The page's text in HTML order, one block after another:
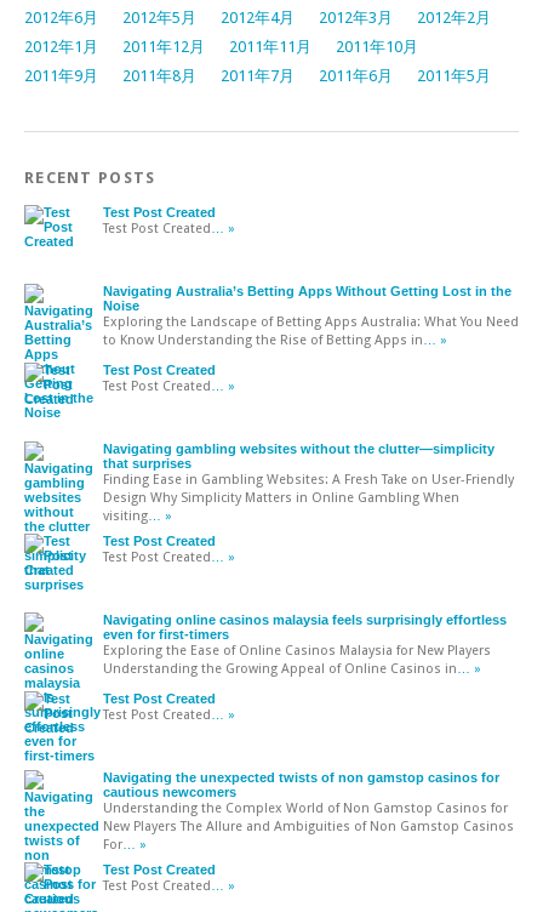
2012年6月
2012年5月 2012年4月 2012年3月
2012年2月
2012年1月
2011年12月 2011年11月
2011年10月
2011年9月
2011年8月 2011年7月 2011年6月 2011年5月
RECENT POSTS
Test Post Created
Test Post Created … »
Navigating Australia’s Betting Apps Without Getting Lost in the
Noise
Exploring the Landscape of Betting Apps Australia: What You Need
to Know Understanding the Rise of Betting Apps in … »
Test Post Created
Test Post Created … »
Navigating gambling websites without the clutter—simplicity
that surprises
Finding Ease in Gambling Websites: A Fresh Take on User-Friendly
Design Why Simplicity Matters in Online Gambling When
visiting … »
Test Post Created
Test Post Created … »
Navigating online casinos malaysia feels surprisingly effortless
even for first-timers
Exploring the Ease of Online Casinos Malaysia for New Players
Understanding the Growing Appeal of Online Casinos in … »
Test Post Created
Test Post Created … »
Navigating the unexpected twists of non gamstop casinos for
cautious newcomers
Understanding the Complex World of Non Gamstop Casinos for
New Players The Allure and Ambiguities of Non Gamstop Casinos
For … »
Test Post Created
Test Post Created … »